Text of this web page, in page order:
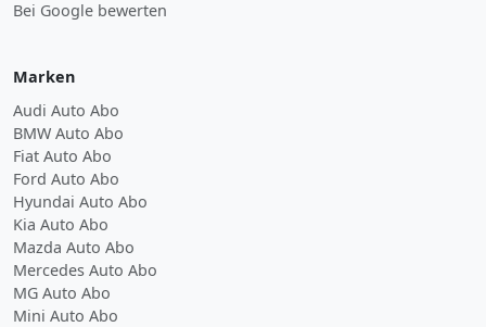
Bei Google bewerten
Marken
Audi Auto Abo
BMW Auto Abo
Fiat Auto Abo
Ford Auto Abo
Hyundai Auto Abo
Kia Auto Abo
Mazda Auto Abo
Mercedes Auto Abo
MG Auto Abo
Mini Auto Abo